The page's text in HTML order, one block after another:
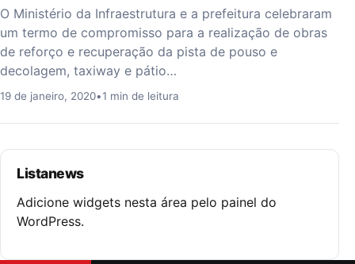
O Ministério da Infraestrutura e a prefeitura celebraram
um termo de compromisso para a realização de obras
de reforço e recuperação da pista de pouso e
decolagem, taxiway e pátio…
19 de janeiro, 2020•1 min de leitura
Listanews
Adicione widgets nesta área pelo painel do
WordPress.